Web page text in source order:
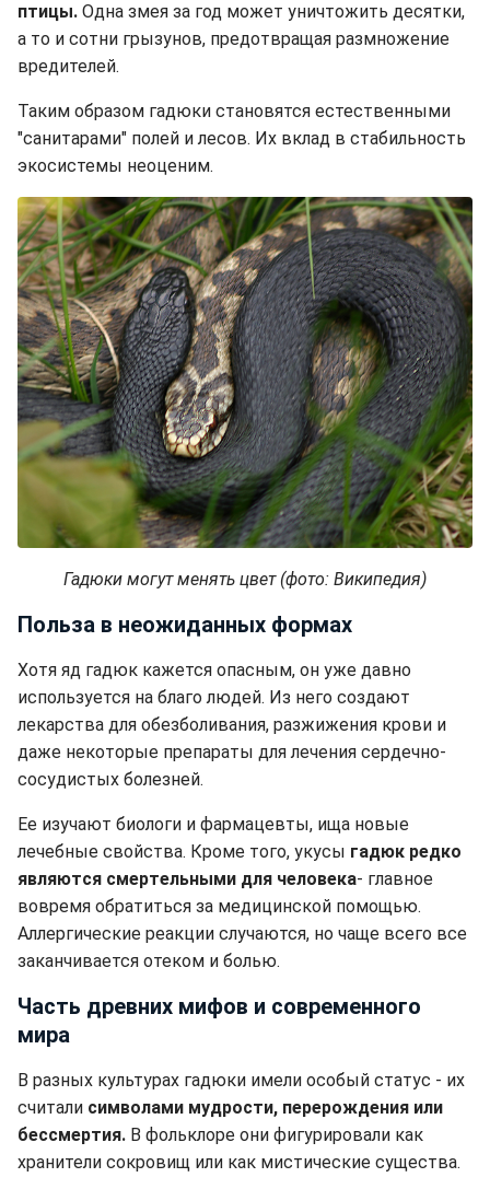
птицы. Одна змея за год может уничтожить десятки,
а то и сотни грызунов, предотвращая размножение
вредителей.
Таким образом гадюки становятся естественными
"санитарами" полей и лесов. Их вклад в стабильность
экосистемы неоценим.
Гадюки могут менять цвет (фото: Википедия)
Польза в неожиданных формах
Хотя яд гадюк кажется опасным, он уже давно
используется на благо людей. Из него создают
лекарства для обезболивания, разжижения крови и
даже некоторые препараты для лечения сердечно-
сосудистых болезней.
Ее изучают биологи и фармацевты, ища новые
лечебные свойства. Кроме того, укусы гадюк редко
являются смертельными для человека- главное
вовремя обратиться за медицинской помощью.
Аллергические реакции случаются, но чаще всего все
заканчивается отеком и болью.
Часть древних мифов и современного
мира
В разных культурах гадюки имели особый статус - их
считали символами мудрости, перерождения или
бессмертия. В фольклоре они фигурировали как
хранители сокровищ или как мистические существа.